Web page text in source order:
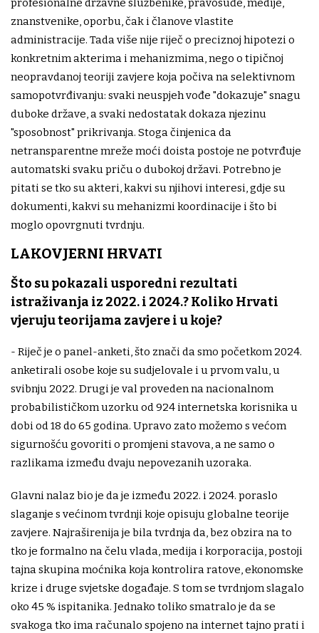
profesionalne državne službenike, pravosuđe, medije,
znanstvenike, oporbu, čak i članove vlastite
administracije. Tada više nije riječ o preciznoj hipotezi o
konkretnim akterima i mehanizmima, nego o tipičnoj
neopravdanoj teoriji zavjere koja počiva na selektivnom
samopotvrđivanju: svaki neuspjeh vođe "dokazuje" snagu
duboke države, a svaki nedostatak dokaza njezinu
"sposobnost" prikrivanja. Stoga činjenica da
netransparentne mreže moći doista postoje ne potvrđuje
automatski svaku priču o dubokoj državi. Potrebno je
pitati se tko su akteri, kakvi su njihovi interesi, gdje su
dokumenti, kakvi su mehanizmi koordinacije i što bi
moglo opovrgnuti tvrdnju.
LAKOVJERNI HRVATI
Što su pokazali usporedni rezultati
istraživanja iz 2022. i 2024.? Koliko Hrvati
vjeruju teorijama zavjere i u koje?
- Riječ je o panel-anketi, što znači da smo početkom 2024.
anketirali osobe koje su sudjelovale i u prvom valu, u
svibnju 2022. Drugi je val proveden na nacionalnom
probabilističkom uzorku od 924 internetska korisnika u
dobi od 18 do 65 godina. Upravo zato možemo s većom
sigurnošću govoriti o promjeni stavova, a ne samo o
razlikama između dvaju nepovezanih uzoraka.
Glavni nalaz bio je da je između 2022. i 2024. poraslo
slaganje s većinom tvrdnji koje opisuju globalne teorije
zavjere. Najraširenija je bila tvrdnja da, bez obzira na to
tko je formalno na čelu vlada, medija i korporacija, postoji
tajna skupina moćnika koja kontrolira ratove, ekonomske
krize i druge svjetske događaje. S tom se tvrdnjom slagalo
oko 45 % ispitanika. Jednako toliko smatralo je da se
svakoga tko ima računalo spojeno na internet tajno prati i